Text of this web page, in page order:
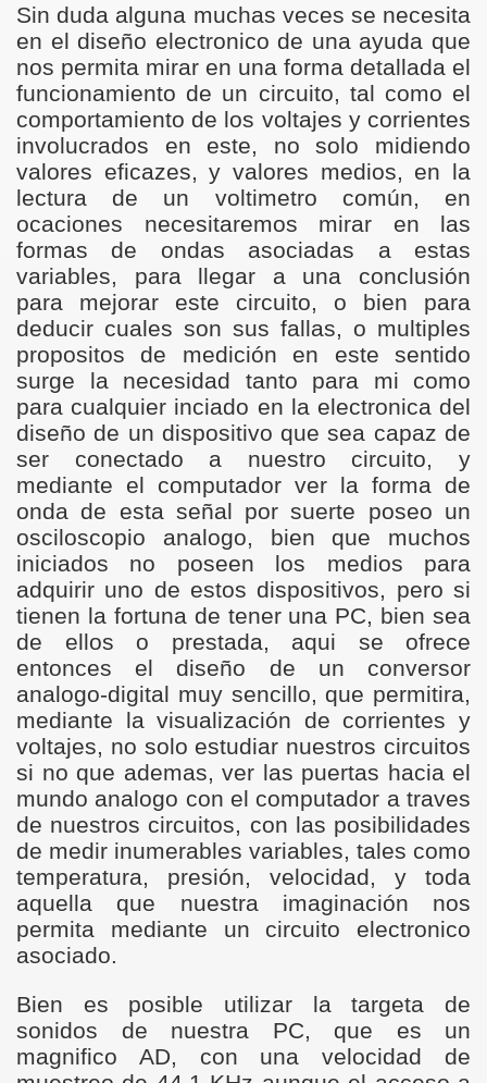
Sin duda alguna muchas veces se necesita
en el diseño electronico de una ayuda que
nos permita mirar en una forma detallada el
funcionamiento de un circuito, tal como el
comportamiento de los voltajes y corrientes
involucrados en este, no solo midiendo
valores eficazes, y valores medios, en la
lectura de un voltimetro común, en
ocaciones necesitaremos mirar en las
formas de ondas asociadas a estas
variables, para llegar a una conclusión
para mejorar este circuito, o bien para
deducir cuales son sus fallas, o multiples
propositos de medición en este sentido
surge la necesidad tanto para mi como
para cualquier inciado en la electronica del
diseño de un dispositivo que sea capaz de
ser conectado a nuestro circuito, y
mediante el computador ver la forma de
onda de esta señal por suerte poseo un
osciloscopio analogo, bien que muchos
iniciados no poseen los medios para
adquirir uno de estos dispositivos, pero si
tienen la fortuna de tener una PC, bien sea
de ellos o prestada, aqui se ofrece
entonces el diseño de un conversor
analogo-digital muy sencillo, que permitira,
mediante la visualización de corrientes y
voltajes, no solo estudiar nuestros circuitos
si no que ademas, ver las puertas hacia el
mundo analogo con el computador a traves
de nuestros circuitos, con las posibilidades
de medir inumerables variables, tales como
temperatura, presión, velocidad, y toda
aquella que nuestra imaginación nos
permita mediante un circuito electronico
asociado.
Bien es posible utilizar la targeta de
sonidos de nuestra PC, que es un
magnifico AD, con una velocidad de